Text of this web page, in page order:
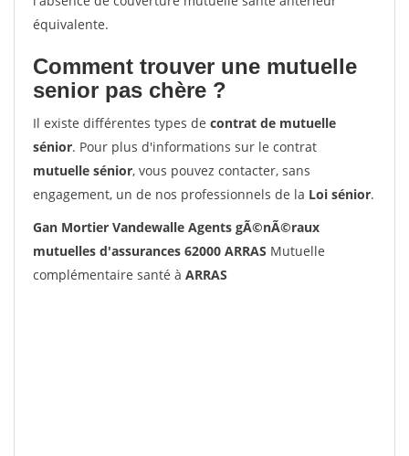
équivalente.
Comment trouver une mutuelle
senior pas chère ?
Il existe différentes types de contrat de mutuelle
sénior. Pour plus d'informations sur le contrat
mutuelle sénior, vous pouvez contacter, sans
engagement, un de nos professionnels de la Loi sénior.
Gan Mortier Vandewalle Agents gÃ©nÃ©raux
mutuelles d'assurances 62000 ARRAS Mutuelle
complémentaire santé à ARRAS